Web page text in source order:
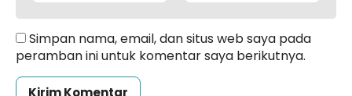
Simpan nama, email, dan situs web saya pada
peramban ini untuk komentar saya berikutnya.